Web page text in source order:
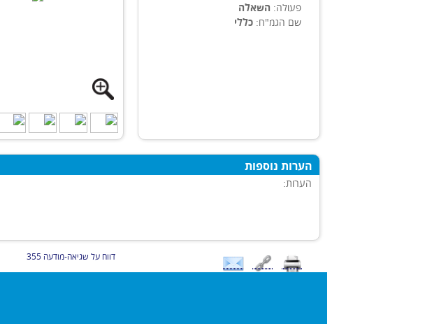
פעולה: השאלה
שם הגמ"ח: כללי
הערות נוספות
הערות:
דווח על שגיאה-מודעה 355